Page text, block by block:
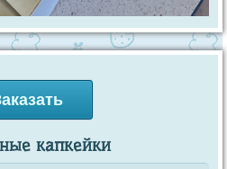
капкейки